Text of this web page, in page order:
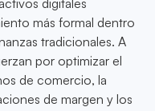
digitales
más formal dentro
tradicionales. A
por optimizar el
de comercio, la
de margen y los